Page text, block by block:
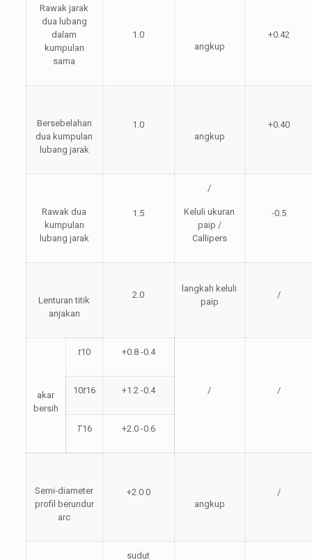
Rawak jarak
dua lubang
dalam
kumpulan
sama
1.0
angkup
+0.42
Bersebelahan
dua kumpulan
lubang jarak
1.0
angkup
+0.40
Rawak dua
kumpulan
lubang jarak
1.5
/
Keluli ukuran
paip /
Callipers
-0.5
Lenturan titik
anjakan
2.0
langkah keluli
paip
/
akar
bersih
t10 +0.8 -0.4
/ /
10t16 +1.2 -0.4
T16 +2.0 -0.6
Semi-diameter
profil berundur
arc
+2.0 0
angkup
/
sudut